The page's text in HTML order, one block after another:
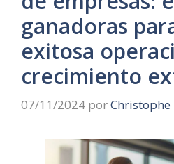
ganadoras
exitosa
crecimiento
07/11/2024 porChristophe